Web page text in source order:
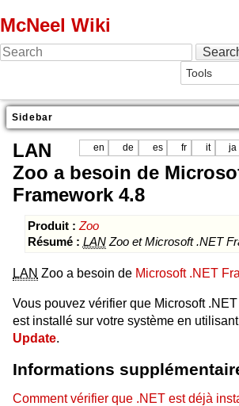
McNeel Wiki
Sidebar
en de es fr it ja
LAN
Zoo a besoin de
Framework 4.8
Produit : Zoo
Résumé : LANZoo et Microsoft .NET
LAN Zoo a besoin de Microsoft .NET
Vous pouvez vérifier que Microsoft
est installé sur votre système en utilisant
Update.
Informations
Comment vérifier que .NET est déjà